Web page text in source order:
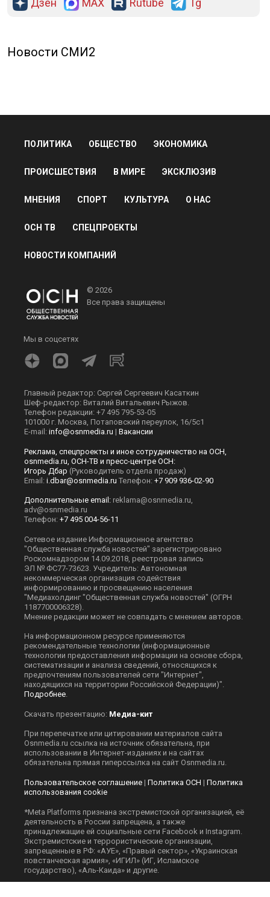
Дзен MAX Rutube Tg
Новости СМИ2
ПОЛИТИКА ОБЩЕСТВО ЭКОНОМИКА
ПРОИСШЕСТВИЯ В МИРЕ ЭКСКЛЮЗИВ
МНЕНИЯ СПОРТ КУЛЬТУРА О НАС
ОСН ТВ СПЕЦПРОЕКТЫ
НОВОСТИ КОМПАНИЙ
© 2026
Все права защищены
Мы в соцсетях
Главный редактор: Сергей Сергеевич Касаткин
Шеф-редактор: Виталий Витальевич Рыжов.
Телефон редакции: +7 495 795-53-05
101000 г. Москва, Потаповский переулок, 16/5с1
E-mail: info@osnmedia.ru | Вакансии
Реклама, спецпроекты и иное сотрудничество на ОСН,
osnmedia.ru, ОСН-ТВ и пресс-центре ОСН:
Игорь Дбар (Руководитель отдела продаж)
Email: i.dbar@osnmedia.ru Телефон: +7 909 936-02-90
Дополнительные email: reklama@osnmedia.ru,
adv@osnmedia.ru
Телефон: +7 495 004-56-11
Сетевое издание Информационное агентство
"Общественная служба новостей" зарегистрировано
Роскомнадзором 14.09.2018, реестровая запись
ЭЛ № ФС77-73623. Учредитель: Автономная
некоммерческая организация содействия
информированию и просвещению населения
"Медиахолдинг "Общественная служба новостей" (ОГРН
1187700006328).
Мнение редакции может не совпадать с мнением авторов.
На информационном ресурсе применяются
рекомендательные технологии (информационные
технологии предоставления информации на основе сбора,
систематизации и анализа сведений, относящихся к
предпочтениям пользователей сети "Интернет",
находящихся на территории Российской Федерации)".
Подробнее.
Скачать презентацию: Медиа-кит
При перепечатке или цитировании материалов сайта
Оsnmedia.ru ссылка на источник обязательна, при
использовании в Интернет-изданиях и на сайтах
обязательна прямая гиперссылка на сайт Оsnmedia.ru.
Пользовательское соглашение | Политика ОСН | Политика
использования cookie
*Meta Platforms признана экстремистской организацией, её
деятельность в России запрещена, а также
принадлежащие ей социальные сети Facebook и Instagram.
Экстремистские и террористические организации,
запрещенные в РФ: «АУЕ», «Правый сектор», «Украинская
повстанческая армия», «ИГИЛ» (ИГ, Исламское
государство), «Аль-Каида» и другие.